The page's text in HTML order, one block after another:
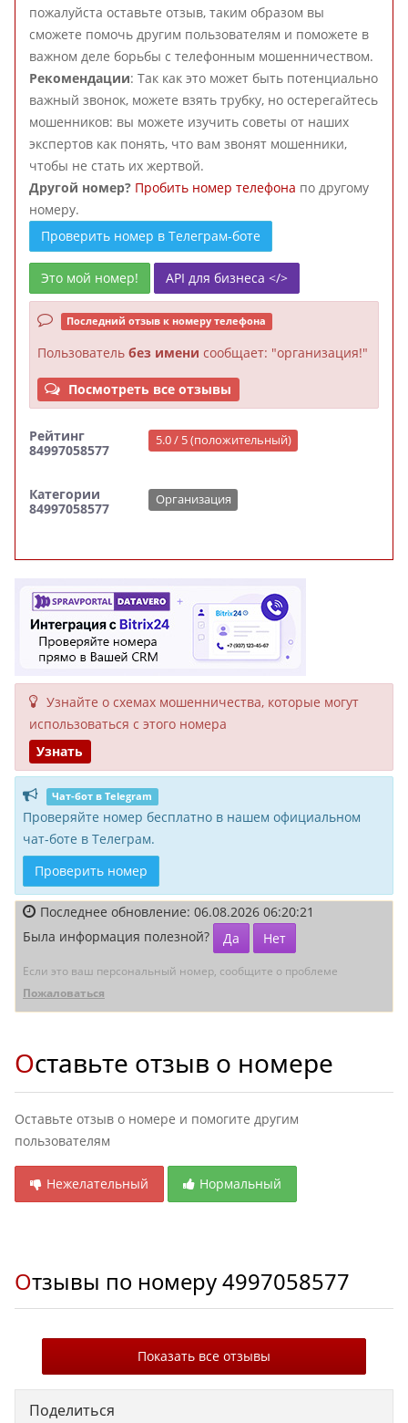
пожалуйста оставьте отзыв, таким образом вы
сможете помочь другим пользователям и поможете в
важном деле борьбы с телефонным мошенничеством.
Рекомендации: Так как это может быть потенциально
важный звонок, можете взять трубку, но остерегайтесь
мошенников: вы можете изучить советы от наших
экспертов как понять, что вам звонят мошенники,
чтобы не стать их жертвой.
Другой номер? Пробить номер телефона по другому
номеру.
Проверить номер в Телеграм-боте
Это мой номер! API для бизнеса </>
Последний отзыв к номеру телефона
Пользователь без имени сообщает: "организация!"
Посмотреть все отзывы
Рейтинг
84997058577
5.0 / 5 (положительный)
Категории
84997058577
Организация
Узнайте о схемах мошенни­чества, кото­рые могут
исполь­зоваться с этого номера
Узнать
Чат-бот в Telegram
Проверяйте номер бесплатно в нашем официальном
чат-боте в Телеграм.
Проверить номер
Последнее обновление: 06.08.2026 06:20:21
Была информация полезной?
Да Нет
Если это ваш персональный номер, сообщите о проблеме
Пожаловаться
Оставьте отзыв о номере
Оставьте отзыв о номере и помогите другим
пользователям
Нежелательный Нормальный
Отзывы по номеру4997058577
Показать все отзывы
Поделиться